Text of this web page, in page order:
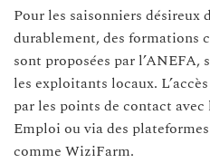
Pour les saisonniers désireux
durablement, des formations
sont proposées par l’ANEFA,
les exploitants locaux.
par les points de contact
Emploi ou via des
comme WiziFarm.